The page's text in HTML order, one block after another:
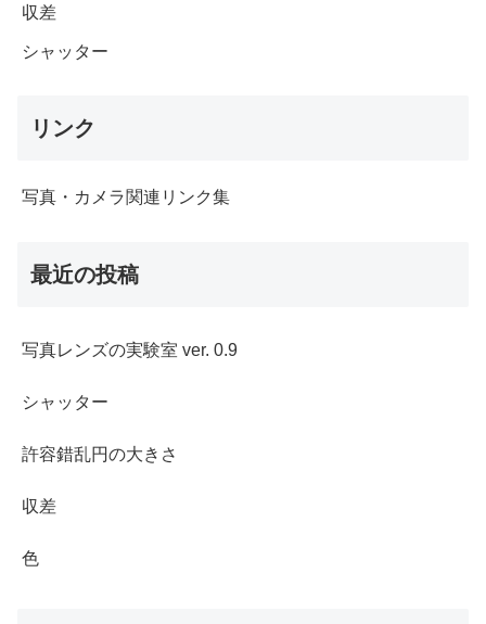
収差
シャッター
リンク
写真・カメラ関連リンク集
最近の投稿
写真レンズの実験室 ver. 0.9
シャッター
許容錯乱円の大きさ
収差
色